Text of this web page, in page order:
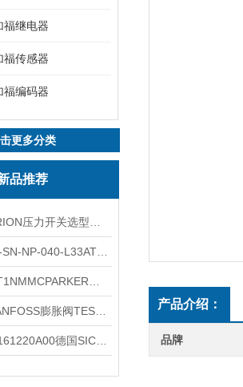
福继电器
福传感器
福编码器
更多分类
品推荐
产品介绍：
品牌